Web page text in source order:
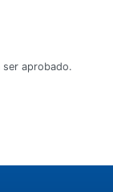
ser aprobado.